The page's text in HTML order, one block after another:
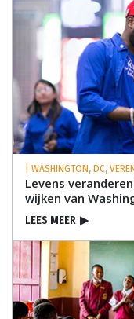
| WASHINGTON, DC,
Levens
wijken van
LEES MEER ▶